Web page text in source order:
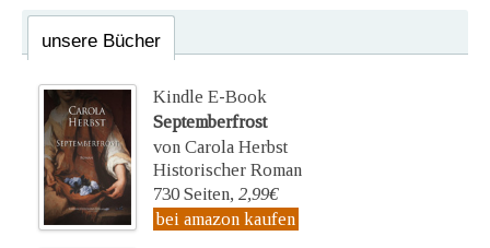
unsere Bücher
Kindle E-Book
Septemberfrost
von Carola Herbst
Historischer Roman
730 Seiten, 2,99€
bei amazon kaufen